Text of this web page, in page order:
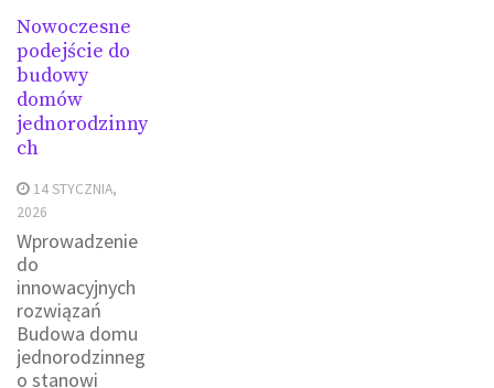
Nowoczesne
podejście do
budowy
domów
jednorodzinny
ch
14 STYCZNIA,
2026
Wprowadzenie
do
innowacyjnych
rozwiązań
Budowa domu
jednorodzinneg
o stanowi